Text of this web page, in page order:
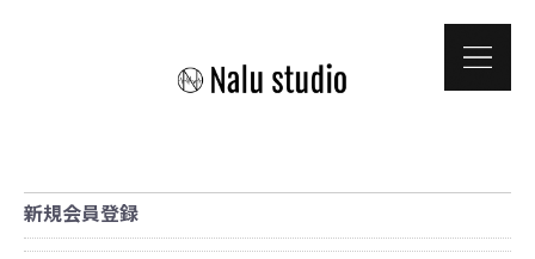
新規会員登録